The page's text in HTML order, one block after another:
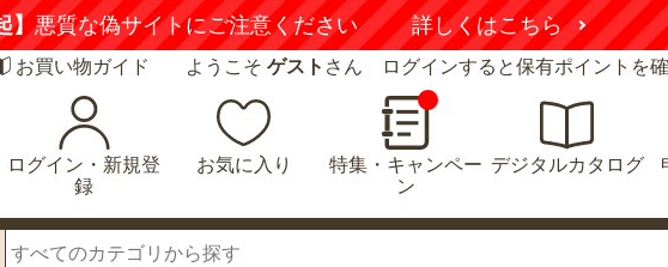
】悪質な偽サイトにご注意ください 詳しくはこちら
お買い物ガイド ようこそ ゲスト さん ログインすると保有ポイントを確
ログイン・新規登
録
お気に入り
特集・キャンペー
ン
デジタルカタログ